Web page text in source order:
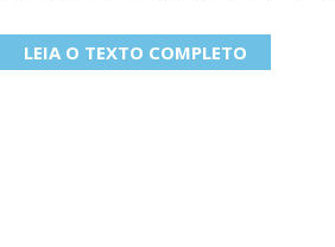
LEIA O TEXTO COMPLETO